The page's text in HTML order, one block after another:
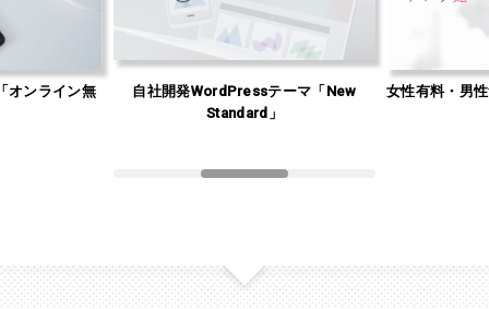
オンライン無
自社開発WordPressテーマ「New
Standard」
女性有料・男